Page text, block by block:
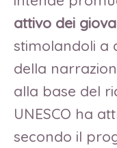
attivo dei
stimolandoli a
della
alla base del
UNESCO ha
secondo il